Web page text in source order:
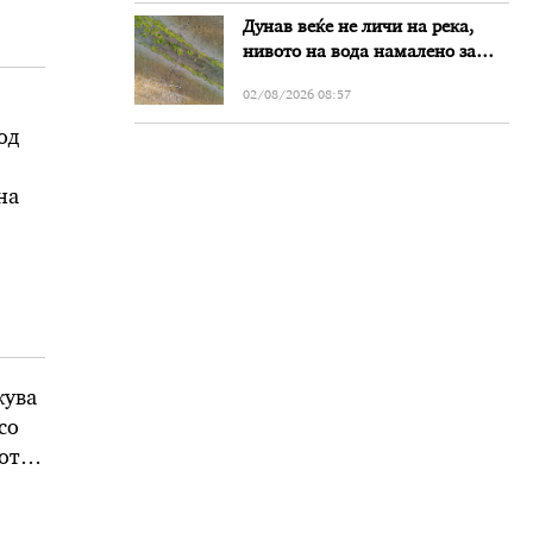
Дунав веќе не личи на река,
нивото на вода намалено за
02/08/2026 08:57